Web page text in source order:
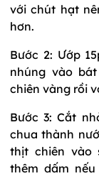
với chút hạt
hơn.
Bước 2: Ướp
nhúng vào
chiên vàng rồi
Bước 3: Cắt
chua thành
thịt chiên vào
thêm dấm